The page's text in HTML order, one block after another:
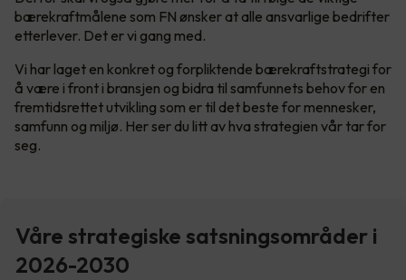
bærekraftmålene som FN ønsker at alle ansvarlige bedrifter
etterlever. Det er vi gang med.
Vi har laget en konkret og forpliktende bærekraftstrategi for
å være i front i bransjen og bidra til samfunnets behov for en
fremtidsrettet utvikling som er til det beste for mennesker,
samfunn og miljø. Her ser du litt av hva strategien vår tar for
seg.
Våre strategiske satsningsområder i
2026-2030